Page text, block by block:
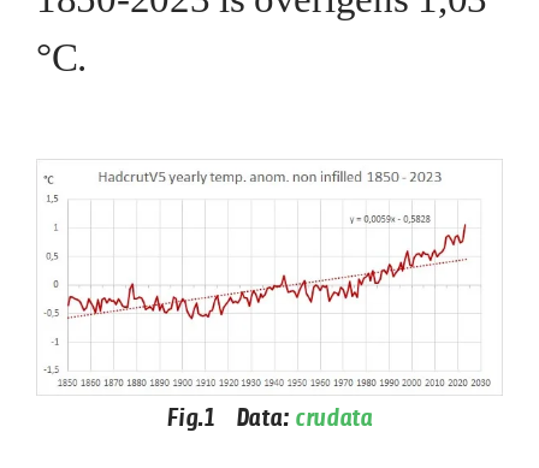
°C.
Fig.1 Data: crudata